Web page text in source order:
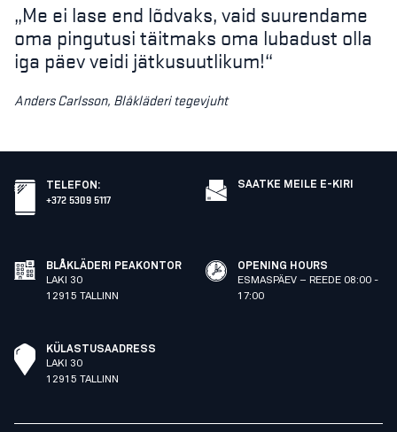
„Me ei lase end lõdvaks, vaid suurendame
oma pingutusi täitmaks oma lubadust olla
iga päev veidi jätkusuutlikum!“
Anders Carlsson, Blåkläderi tegevjuht
TELEFON:
+372 5309 5117
SAATKE MEILE E-KIRI
BLÅKLÄDERI PEAKONTOR
LAKI 30
12915 TALLINN
OPENING HOURS
ESMASPÄEV – REEDE 08:00 -
17:00
KÜLASTUSAADRESS
LAKI 30
12915 TALLINN